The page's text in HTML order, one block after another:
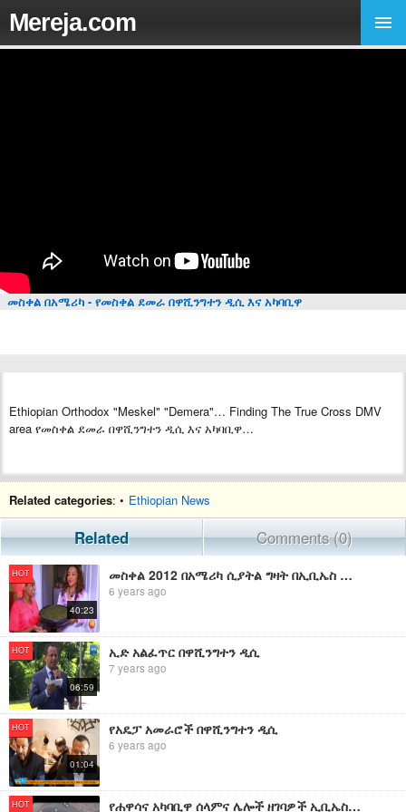
Mereja.com
መስቀል በአሜሪካ - የመስቀል ደመራ በዋሺንግተን ዲሲ እና አካባቢዋ
Ethiopian Orthodox "Meskel" "Demera"… Finding The True Cross DMV
area የመስቀል ደመራ በዋሺንግተን ዲሲ እና አካባቢዋ…
Related categories: • Ethiopian News
Related Comments (0)
HOT
40:23
መስቀል 2012 በአሜሪካ ሲያትል ግዛት በኢቢኤስ MESKEL IN SEATTLE, USA 2019 with Blen Mamo on Ebs Tv
6 years ago
HOT
06:59
ኢድ አልፈጥር በዋሺንግተን ዲሲ
7 years ago
HOT
01:04
የአዴፓ አመራሮች በዋሺንግተን ዲሲ
6 years ago
HOT የሐዋሳና አካባቢዋ ሰላምና ሌሎች ዘገባዎች ኢቢኤስ አዲስ ነገር EBS What's New July 18, 2011